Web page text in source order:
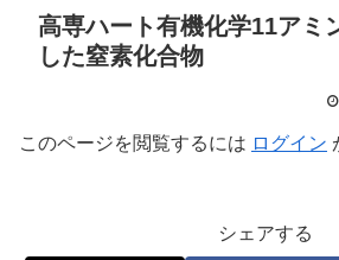
高専ハート有機化学11アミ
した窒素化合物
このページを閲覧するには ログイン
シェアする